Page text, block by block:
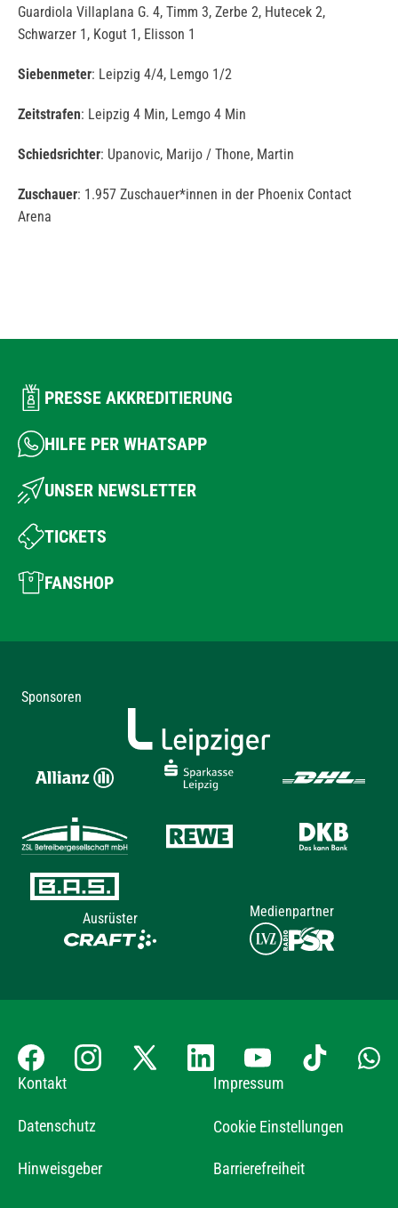
Guardiola Villaplana G. 4, Timm 3, Zerbe 2, Hutecek 2,
Schwarzer 1, Kogut 1, Elisson 1
Siebenmeter: Leipzig 4/4, Lemgo 1/2
Zeitstrafen: Leipzig 4 Min, Lemgo 4 Min
Schiedsrichter: Upanovic, Marijo / Thone, Martin
Zuschauer: 1.957 Zuschauer*innen in der Phoenix Contact
Arena
PRESSE AKKREDITIERUNG
HILFE PER WHATSAPP
UNSER NEWSLETTER
TICKETS
FANSHOP
Sponsoren
Ausrüster Medienpartner
Kontakt Impressum
Datenschutz Cookie Einstellungen
Hinweisgeber Barrierefreiheit